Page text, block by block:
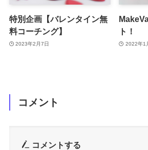
特別企画【バレンタイン無
料コーチング】
2023年2月7日
ト！
2022年1
コメント
コメントする